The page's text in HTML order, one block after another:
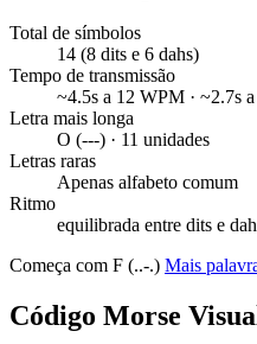
Total de símbolos
14 (8 dits e 6 dahs)
Tempo de transmissão
~4.5s a 12 WPM · ~2.7s
Letra mais longa
O (---) · 11 unidades
Letras raras
Apenas alfabeto comum
Ritmo
equilibrada entre dits e
Começa com F (..-.) Mais
Código Morse